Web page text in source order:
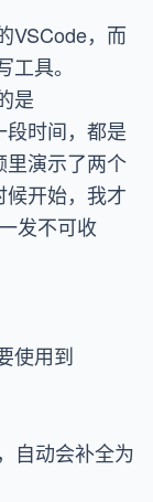
VSCode，而
具。
是
时间，都是
里演示了两个
开始，我才
发不可收
使用到
自动会补全为